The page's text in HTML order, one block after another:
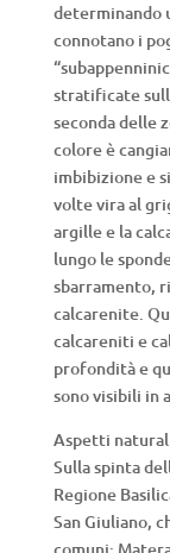
determinando
connotano i
stratificate
seconda delle
colore è
imbibizione e
volte vira al
argille e la
lungo le
sbarramento,
calcarenite.
calcareniti e
profondità e
sono visibili in
Aspetti
Sulla spinta
Regione
San Giuliano,